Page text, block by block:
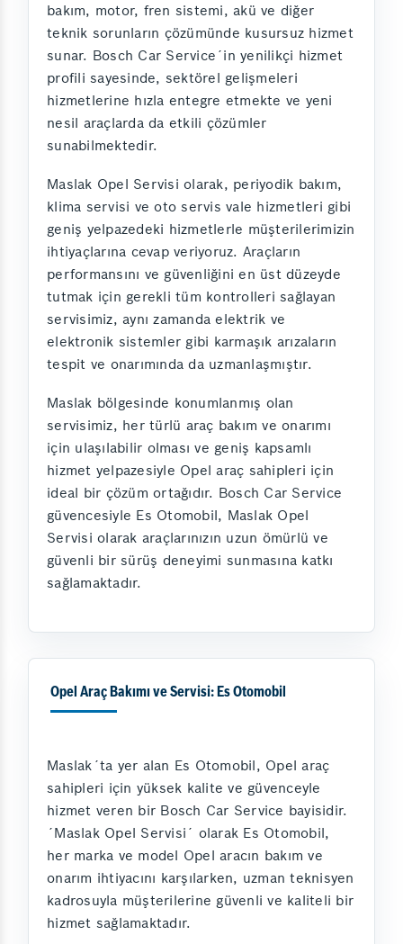
bakım, motor, fren sistemi, akü ve diğer
teknik sorunların çözümünde kusursuz hizmet
sunar. Bosch Car Service´in yenilikçi hizmet
profili sayesinde, sektörel gelişmeleri
hizmetlerine hızla entegre etmekte ve yeni
nesil araçlarda da etkili çözümler
sunabilmektedir.
Maslak Opel Servisi olarak, periyodik bakım,
klima servisi ve oto servis vale hizmetleri gibi
geniş yelpazedeki hizmetlerle müşterilerimizin
ihtiyaçlarına cevap veriyoruz. Araçların
performansını ve güvenliğini en üst düzeyde
tutmak için gerekli tüm kontrolleri sağlayan
servisimiz, aynı zamanda elektrik ve
elektronik sistemler gibi karmaşık arızaların
tespit ve onarımında da uzmanlaşmıştır.
Maslak bölgesinde konumlanmış olan
servisimiz, her türlü araç bakım ve onarımı
için ulaşılabilir olması ve geniş kapsamlı
hizmet yelpazesiyle Opel araç sahipleri için
ideal bir çözüm ortağıdır. Bosch Car Service
güvencesiyle Es Otomobil, Maslak Opel
Servisi olarak araçlarınızın uzun ömürlü ve
güvenli bir sürüş deneyimi sunmasına katkı
sağlamaktadır.
Opel Araç Bakımı ve Servisi: Es Otomobil
Maslak´ta yer alan Es Otomobil, Opel araç
sahipleri için yüksek kalite ve güvenceyle
hizmet veren bir Bosch Car Service bayisidir.
´Maslak Opel Servisi´ olarak Es Otomobil,
her marka ve model Opel aracın bakım ve
onarım ihtiyacını karşılarken, uzman teknisyen
kadrosuyla müşterilerine güvenli ve kaliteli bir
hizmet sağlamaktadır.